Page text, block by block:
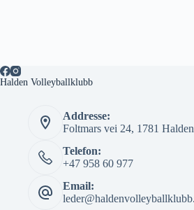
Halden Volleyballklubb
Addresse:
Foltmars vei 24, 1781 Halden
Telefon:
+47 958 60 977
Email: